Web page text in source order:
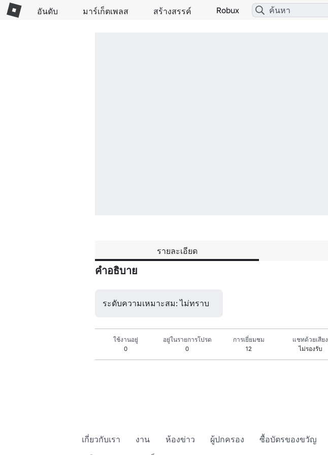
อันดับ มาร์เก็ตเพลส สร้างสรรค์ Robux
รายละเอียด
คำอธิบาย
ระดับความเหมาะสม: ไม่ทราบ
ใช้งานอยู่
0
อยู่ในรายการโปรด
0
การเยี่ยมชม
12
แชทด้วยเสียง
ไม่รองรับ
เกี่ยวกับเรา งาน ห้องข่าว ผู้ปกครอง ซื้อบัตรของขวัญ